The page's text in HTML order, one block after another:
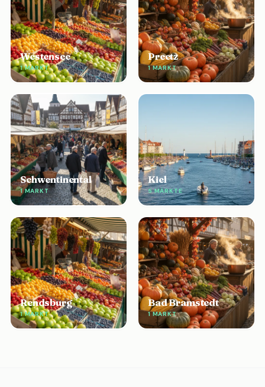
Westensee
1 MARKT
Preetz
1 MARKT
Schwentinental
1 MARKT
Kiel
5 MÄRKTE
Rendsburg
1 MARKT
Bad Bramstedt
1 MARKT